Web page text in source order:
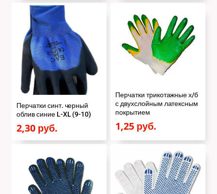
Перчатки синт. черный
облив синие L-XL (9-10)
2,30 руб.
Перчатки трикотажные х/б
с двухслойным латексным
покрытием
1,25 руб.